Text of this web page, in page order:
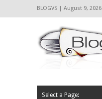
BLOGVS | August 9, 2026
Select a Page: